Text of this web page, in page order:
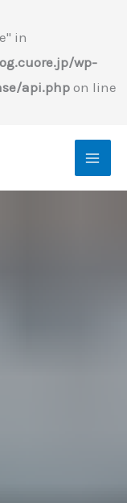
in
wp-
api.php on line